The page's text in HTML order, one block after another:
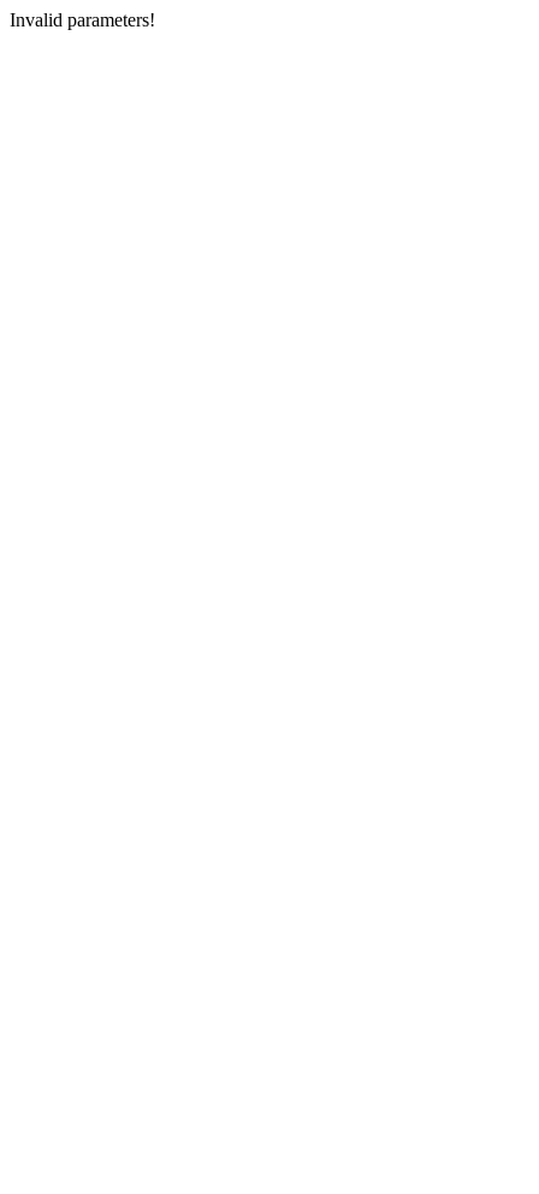
Invalid parameters!